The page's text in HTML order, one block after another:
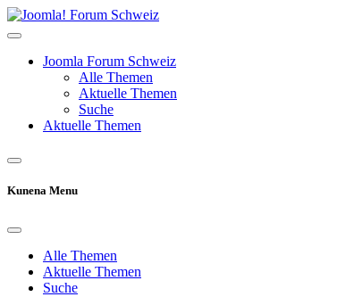
Joomla Forum Schweiz
Alle Themen
Aktuelle Themen
Suche
Aktuelle Themen
Kunena Menu
Alle Themen
Aktuelle Themen
Suche